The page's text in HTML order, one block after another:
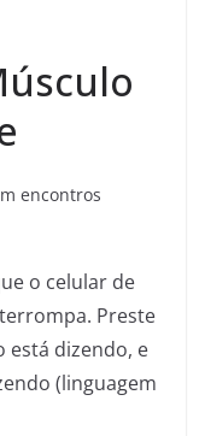
encontros
o celular de
Preste
está dizendo, e
(linguagem